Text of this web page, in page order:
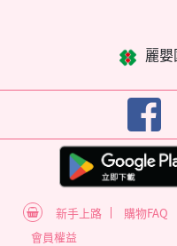
麗
新手上路 購物FAQ
會員權益